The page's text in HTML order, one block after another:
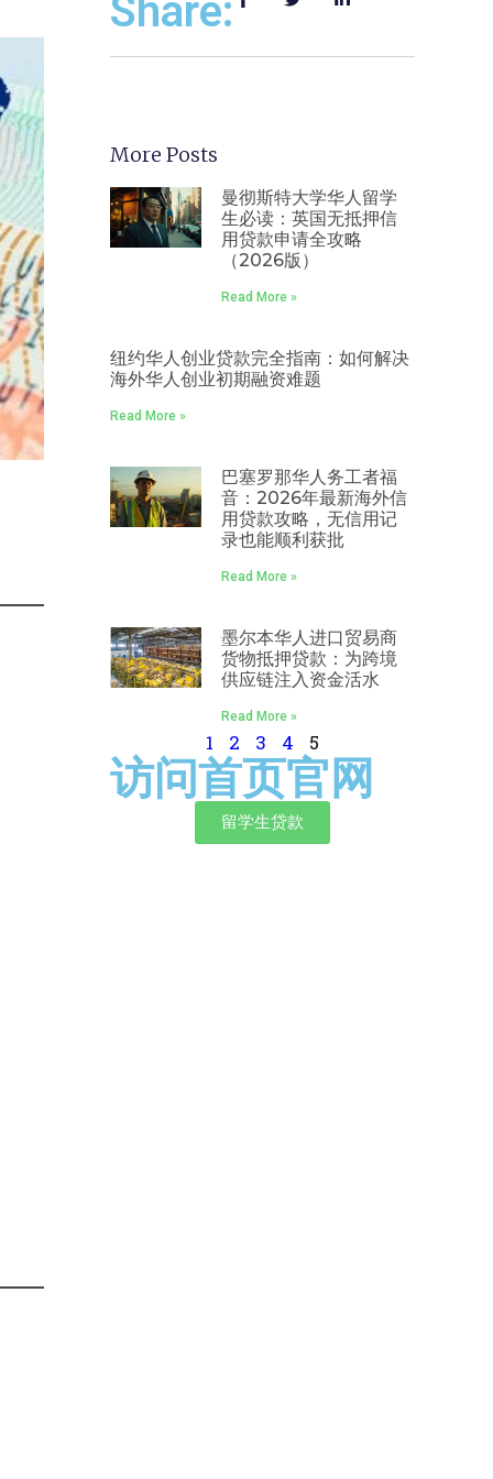
Share:
More Posts
曼彻斯特大学华人留学
生必读：英国无抵押信
用贷款申请全攻略
（2026版）
Read More »
纽约华人创业贷款完全指南：如何解决
海外华人创业初期融资难题
Read More »
巴塞罗那华人务工者福
音：2026年最新海外信
用贷款攻略，无信用记
录也能顺利获批
Read More »
墨尔本华人进口贸易商
货物抵押贷款：为跨境
供应链注入资金活水
Read More »
1 2 3 4 5
访问首页官网
留学生贷款